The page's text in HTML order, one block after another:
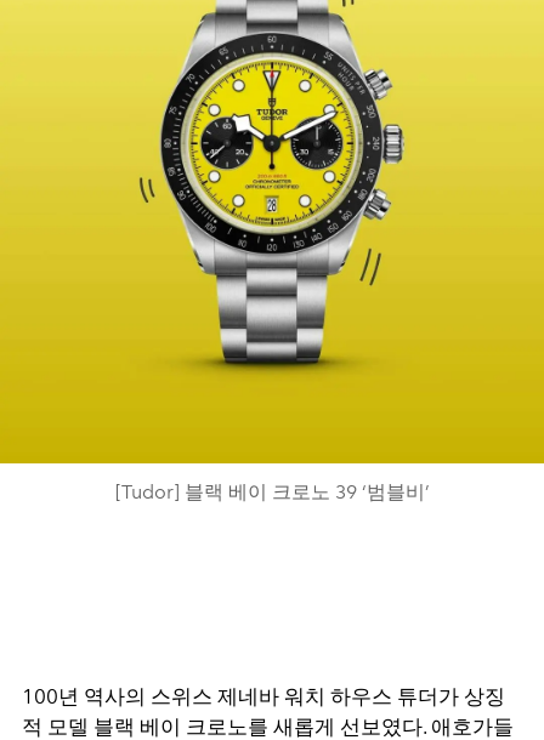
[Tudor] 블랙 베이 크로노 39 ‘범블비’
100년 역사의 스위스 제네바 워치 하우스 튜더가 상징
적 모델 블랙 베이 크로노를 새롭게 선보였다. 애호가들